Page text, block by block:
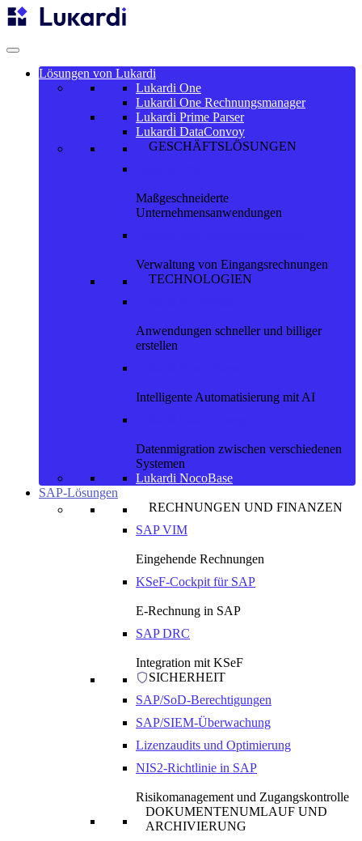
Zum
Inhalt
Lösungen von Lukardi
Lukardi One
Lukardi One Rechnungsmanager
Lukardi Prime Parser
Lukardi DataConvoy
GESCHÄFTSLÖSUNGEN
Maßgeschneiderte
Unternehmensanwendungen
Verwaltung von Eingangsrechnungen
TECHNOLOGIEN
Anwendungen schneller und billiger
erstellen
Intelligente Automatisierung mit AI
Datenmigration zwischen verschiedenen
Systemen
Lukardi NocoBase
SAP-Lösungen
RECHNUNGEN UND FINANZEN
SAP VIM
Eingehende Rechnungen
KSeF-Cockpit für SAP
E-Rechnung in SAP
SAP DRC
Integration mit KSeF
SICHERHEIT
SAP/SoD-Berechtigungen
SAP/SIEM-Überwachung
Lizenzaudits und Optimierung
NIS2-Richtlinie in SAP
Risikomanagement und Zugangskontrolle
DOKUMENTENUMLAUF UND
ARCHIVIERUNG